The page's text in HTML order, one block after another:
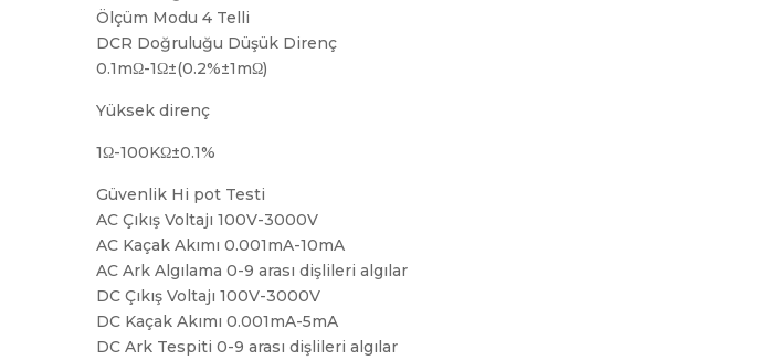
Ölçüm Modu 4 Telli
DCR Doğruluğu Düşük Direnç
0.1mΩ-1Ω±(0.2%±1mΩ)
Yüksek direnç
1Ω-100KΩ±0.1%
Güvenlik Hi pot Testi
AC Çıkış Voltajı 100V-3000V
AC Kaçak Akımı 0.001mA-10mA
AC Ark Algılama 0-9 arası dişlileri algılar
DC Çıkış Voltajı 100V-3000V
DC Kaçak Akımı 0.001mA-5mA
DC Ark Tespiti 0-9 arası dişlileri algılar